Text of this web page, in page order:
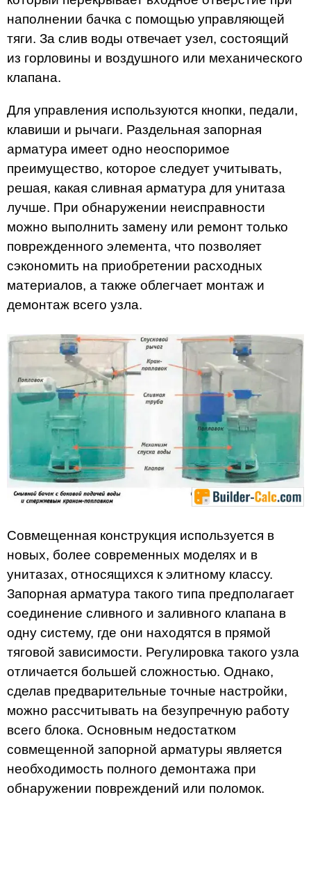
наполнении бачка с помощью управляющей
тяги. За слив воды отвечает узел, состоящий
из горловины и воздушного или механического
клапана.
Для управления используются кнопки, педали,
клавиши и рычаги. Раздельная запорная
арматура имеет одно неоспоримое
преимущество, которое следует учитывать,
решая, какая сливная арматура для унитаза
лучше. При обнаружении неисправности
можно выполнить замену или ремонт только
поврежденного элемента, что позволяет
сэкономить на приобретении расходных
материалов, а также облегчает монтаж и
демонтаж всего узла.
Совмещенная конструкция используется в
новых, более современных моделях и в
унитазах, относящихся к элитному классу.
Запорная арматура такого типа предполагает
соединение сливного и заливного клапана в
одну систему, где они находятся в прямой
тяговой зависимости. Регулировка такого узла
отличается большей сложностью. Однако,
сделав предварительные точные настройки,
можно рассчитывать на безупречную работу
всего блока. Основным недостатком
совмещенной запорной арматуры является
необходимость полного демонтажа при
обнаружении повреждений или поломок.